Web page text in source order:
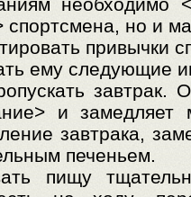
необходимо
но и
привычки
ему следующие
завтрак.
и
завтрака,
печеньем.
пищу